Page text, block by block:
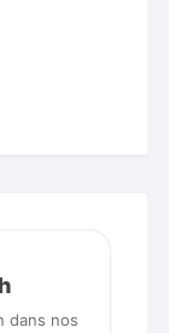
dans nos